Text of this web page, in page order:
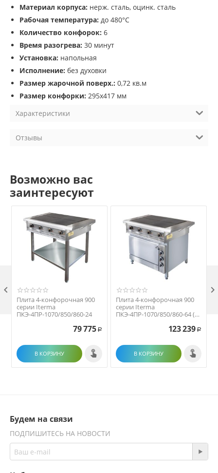
Материал корпуса: нерж. сталь, оцинк. сталь
Рабочая температура: до 480°C
Количество конфорок: 6
Время разогрева: 30 минут
Установка: напольная
Исполнение: без духовки
Размер жарочной поверх.: 0,72 кв.м
Размер конфорки: 295х417 мм
Характеристики
Отзывы
Возможно вас
заинтересуют
Плита 4-конфорочная 900
серии Iterma
ПКЭ-4ПР-1070/850/860-24
79 775 Р
В КОРЗИНУ
Плита 4-конфорочная 900
серии Iterma
ПКЭ-4ПР-1070/850/860-64 (с
123 239 Р
В КОРЗИНУ
 
Будем на связи
ПОДПИШИТЕСЬ НА НОВОСТИ